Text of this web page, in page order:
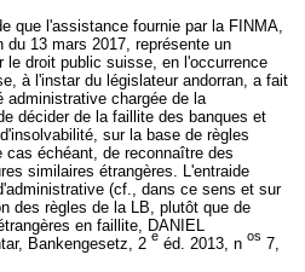
que l'assistance fournie par la FINMA,
13 mars 2017, représente un
le droit public suisse, en l'occurrence
à l'instar du législateur andorran, a fait
administrative chargée de la
décider de la faillite des banques et
sur la base de règles
échéant, de reconnaître des
similaires étrangères. L'entraide
(cf., dans ce sens et sur
des règles de la LB, plutôt que de
en faillite, DANIEL
Bankengesetz, 2 e éd. 2013, n os 7,